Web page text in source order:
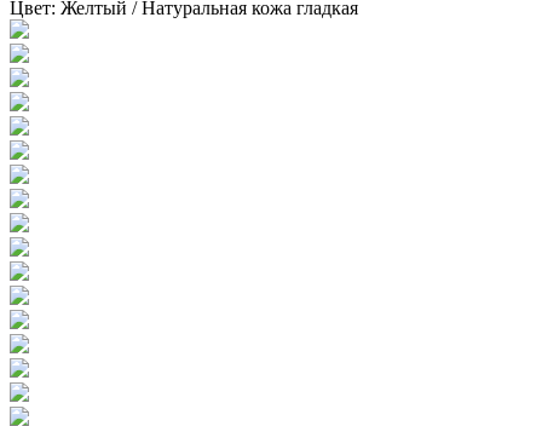
Цвет: Желтый / Натуральная кожа гладкая